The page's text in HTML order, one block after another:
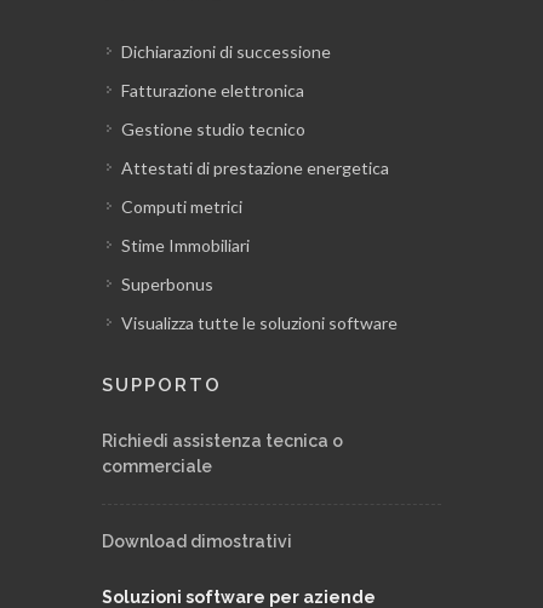
Dichiarazioni di successione
Fatturazione elettronica
Gestione studio tecnico
Attestati di prestazione energetica
Computi metrici
Stime Immobiliari
Superbonus
Visualizza tutte le soluzioni software
SUPPORTO
Richiedi assistenza tecnica o
commerciale
Download dimostrativi
Soluzioni software per aziende